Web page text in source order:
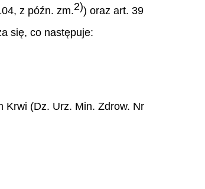
z późn. zm.2)) oraz art. 39
się, co następuje:
Krwi (Dz. Urz. Min. Zdrow. Nr